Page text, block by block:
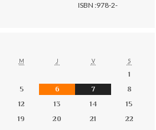
ISBN :978-2-
M J V S
1
5 6 7
8
12 13 14
15
19 20 21
22